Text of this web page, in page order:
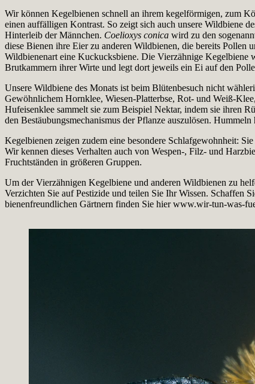
Wir können Kegelbienen schnell an ihrem kegelförmigen, zum
einen auffälligen Kontrast. So zeigt sich auch unsere Wildbiene
Hinterleib der Männchen. Coelioxys conica wird zu den
diese Bienen ihre Eier zu anderen Wildbienen, die bereits
Wildbienenart eine Kuckucksbiene. Die Vierzähnige Kegelbiene
Brutkammern ihrer Wirte und legt dort jeweils ein Ei auf den
Unsere Wildbiene des Monats ist beim Blütenbesuch nicht
Gewöhnlichem Hornklee, Wiesen-Platterbse, Rot- und Weiß-
Hufeisenklee sammelt sie zum Beispiel Nektar, indem sie ihren
den Bestäubungsmechanismus der Pflanze auszulösen.
Kegelbienen zeigen zudem eine besondere Schlafgewohnheit:
Wir kennen dieses Verhalten auch von Wespen-, Filz- und
Fruchtständen in größeren Gruppen.
Um der Vierzähnigen Kegelbiene und anderen Wildbienen zu
Verzichten Sie auf Pestizide und teilen Sie Ihr Wissen. Schaffen
bienenfreundlichen Gärtnern finden Sie hier www.wir-tun-was-